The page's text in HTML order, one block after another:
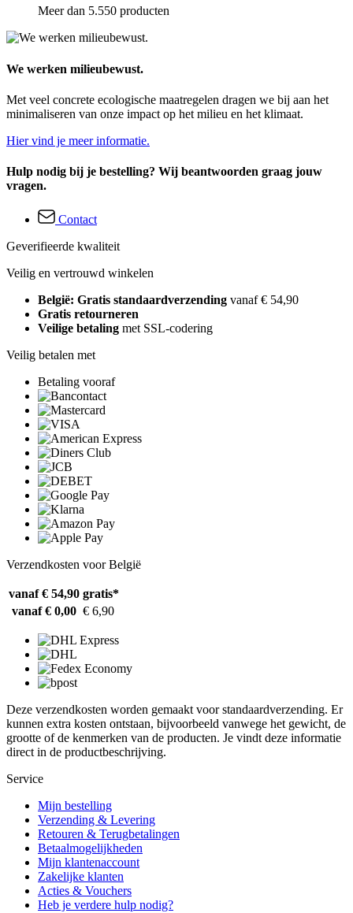
Meer dan 5.550 producten
We werken milieubewust.
Met veel concrete ecologische maatregelen dragen we bij aan het
minimaliseren van onze impact op het milieu en het klimaat.
Hier vind je meer informatie.
Hulp nodig bij je bestelling? Wij beantwoorden graag jouw
vragen.
Contact
Geverifieerde kwaliteit
Veilig en vertrouwd winkelen
België: Gratis standaardverzending vanaf € 54,90
Gratis retourneren
Veilige betaling met SSL-codering
Veilig betalen met
Betaling vooraf
Verzendkosten voor België
vanaf € 54,90 gratis*
vanaf € 0,00 € 6,90
Deze verzendkosten worden gemaakt voor standaardverzending. Er
kunnen extra kosten ontstaan, bijvoorbeeld vanwege het gewicht, de
grootte of de kenmerken van de producten. Je vindt deze informatie
direct in de productbeschrijving.
Service
Mijn bestelling
Verzending & Levering
Retouren & Terugbetalingen
Betaalmogelijkheden
Mijn klantenaccount
Zakelijke klanten
Acties & Vouchers
Heb je verdere hulp nodig?